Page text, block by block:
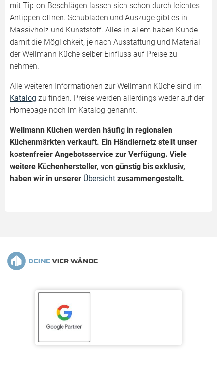
mit Tip-on-Beschlägen lassen sich schon durch leichtes
Antippen öffnen. Schubladen und Auszüge gibt es in
Massivholz und Kunststoff. Alles in allem haben Kunde
damit die Möglichkeit, je nach Ausstattung und Material
der Wellmann Küche selber Einfluss auf Preise zu
nehmen.
Alle weiteren Informationen zur Wellmann Küche sind im
Katalog zu finden. Preise werden allerdings weder auf der
Homepage noch im Katalog genannt.
Wellmann Küchen werden häufig in regionalen
Küchenmärkten verkauft. Ein Händlernetz stellt unser
kostenfreier Angebotsservice zur Verfügung. Viele
weitere Küchenhersteller, von günstig bis exklusiv,
haben wir in unserer Übersicht zusammengestellt.